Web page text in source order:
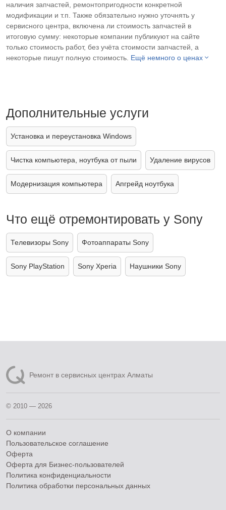
наличия запчастей, ремонтопригодности конкретной
модификации и т.п. Также обязательно нужно уточнять у
сервисного центра, включена ли стоимость запчастей в
итоговую сумму: некоторые компании публикуют на сайте
только стоимость работ, без учёта стоимости запчастей, а
некоторые пишут полную стоимость. Ещё немного о ценах
Дополнительные услуги
Установка и переустановка Windows
Чистка компьютера, ноутбука от пыли Удаление вирусов
Модернизация компьютера Апгрейд ноутбука
Что ещё отремонтировать у Sony
Телевизоры Sony Фотоаппараты Sony
Sony PlayStation Sony Xperia Наушники Sony
Ремонт в сервисных центрах Алматы
© 2010 — 2026
О компании
Пользовательское соглашение
Оферта
Оферта для Бизнес-пользователей
Политика конфиденциальности
Политика обработки персональных данных